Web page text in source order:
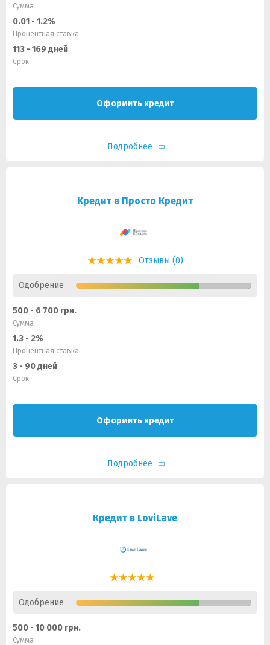
Сумма
0.01 - 1.2%
Процентная ставка
113 - 169 дней
Срок
Оформить кредит
Подробнее
Кредит в Просто Кредит
Отзывы (0)
Одобрение
500 - 6 700 грн.
Сумма
1.3 - 2%
Процентная ставка
3 - 90 дней
Срок
Оформить кредит
Подробнее
Кредит в LoviLave
Одобрение
500 - 10 000 грн.
Сумма